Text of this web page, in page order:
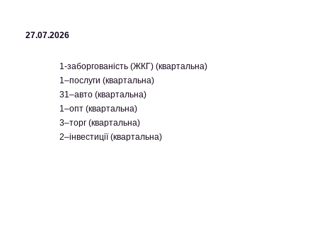
27.07.2026
1-заборгованість (ЖКГ) (квартальна)
1–послуги (квартальна)
31–авто (квартальна)
1–опт (квартальна)
3–торг (квартальна)
2–інвестиції (квартальна)